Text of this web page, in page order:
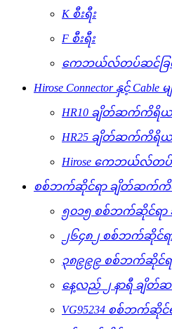
K စီးရီး
F စီးရီး
ကေဘယ်လ်တပ်ဆင်ခြ
Hirose Connector နှင့် Cable မ
HR10 ချိတ်ဆက်ကိရိယ
HR25 ချိတ်ဆက်ကိရိယ
Hirose ကေဘယ်လ်တပ်
စစ်ဘက်ဆိုင်ရာ ချိတ်ဆက်ကိ
၅၀၁၅ စစ်ဘက်ဆိုင်ရ
၂၆၄၈၂ စစ်ဘက်ဆိုင်
၃၈၉၉၉ စစ်ဘက်ဆိုင်
နေ့လည် ၂ နာရီ ချိ
VG95234 စစ်ဘက်